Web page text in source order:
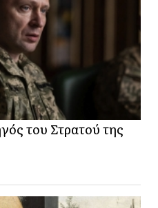
του Στρατού της